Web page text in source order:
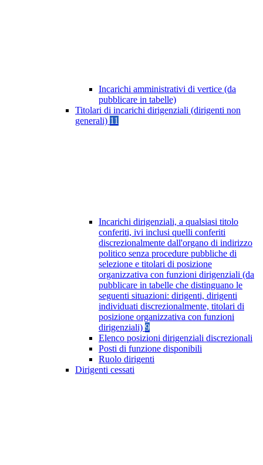
Incarichi amministrativi di vertice (da
pubblicare in tabelle)
Titolari di incarichi dirigenziali (dirigenti non
generali) 11
Incarichi dirigenziali, a qualsiasi titolo
conferiti, ivi inclusi quelli conferiti
discrezionalmente dall'organo di indirizzo
politico senza procedure pubbliche di
selezione e titolari di posizione
organizzativa con funzioni dirigenziali (da
pubblicare in tabelle che distinguano le
seguenti situazioni: dirigenti, dirigenti
individuati discrezionalmente, titolari di
posizione organizzativa con funzioni
dirigenziali) 9
Elenco posizioni dirigenziali discrezionali
Posti di funzione disponibili
Ruolo dirigenti
Dirigenti cessati